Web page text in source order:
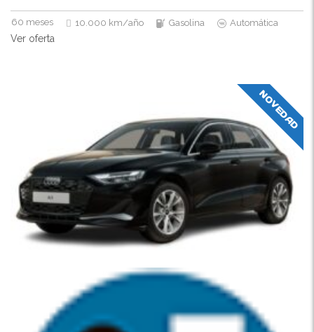
60 meses 10.000 km/año Gasolina Automática
Ver oferta
NOVEDAD